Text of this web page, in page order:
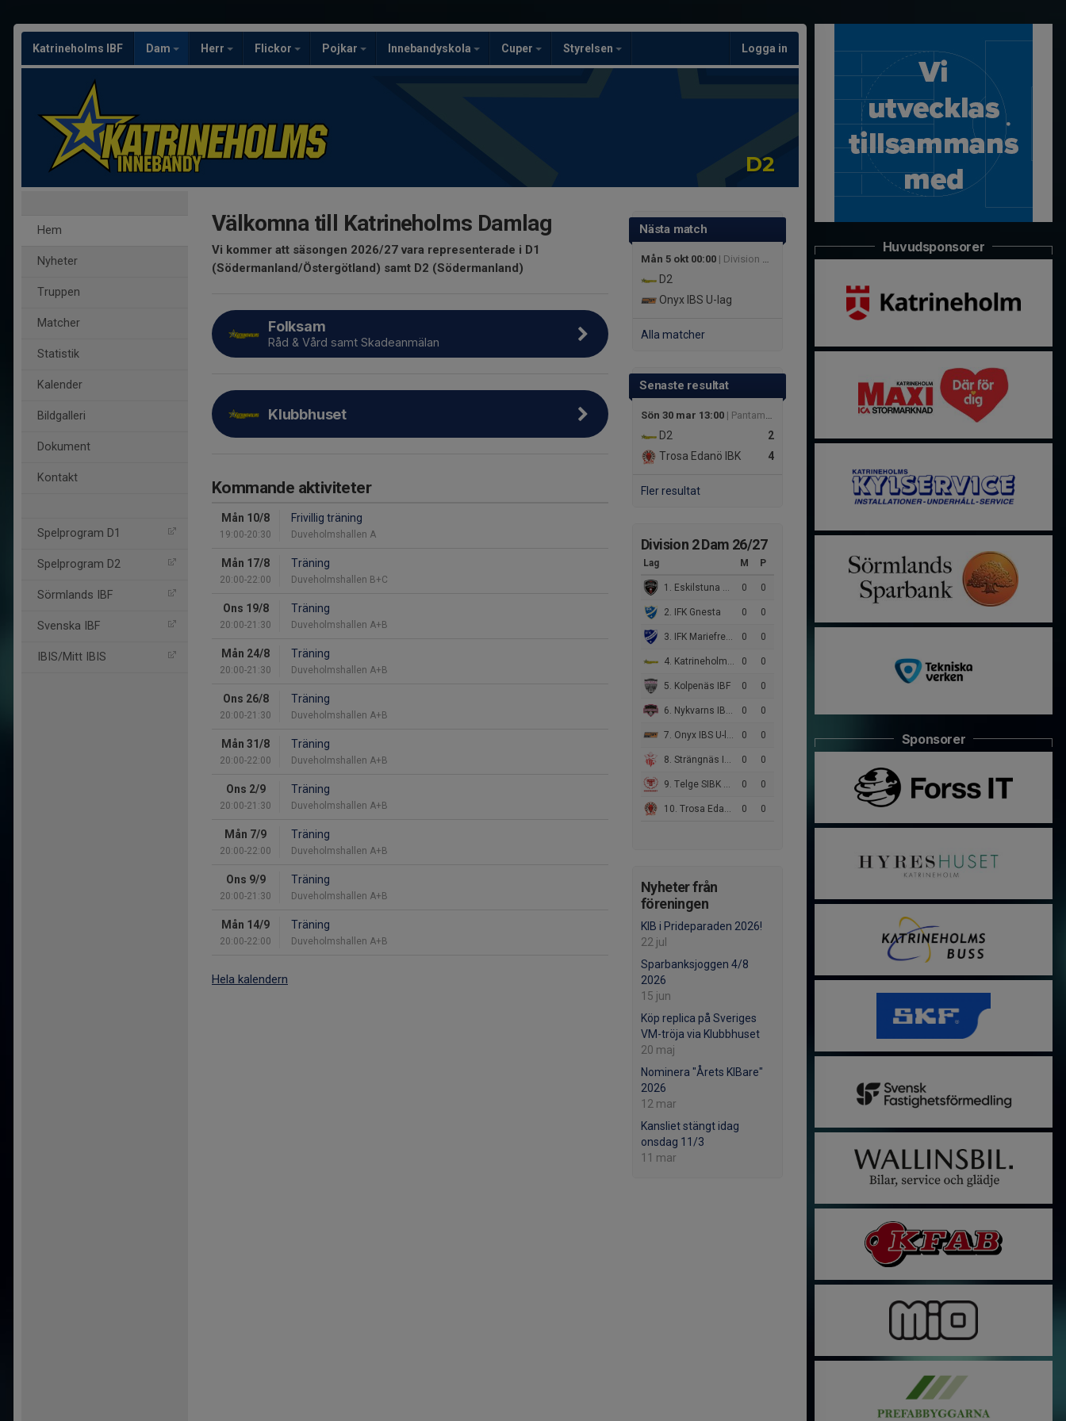
Katrineholms IBF Dam Herr Flickor Pojkar Innebandyskola Cuper Styrelsen Logga in
D2
Hem
Nyheter
Truppen
Matcher
Statistik
Kalender
Bildgalleri
Dokument
Kontakt
Spelprogram D1
Spelprogram D2
Sörmlands IBF
Svenska IBF
IBIS/Mitt IBIS
Nästa match
Mån 5 okt 00:00 | Division 2 Dam
D2
Onyx IBS U-lag
Alla matcher
Senaste resultat
Sön 30 mar 13:00 | Pantamera Flickor Röd Klass A
2
D2
4
Trosa Edanö IBK
Fler resultat
Division 2 Dam 26/27
Lag M P
1. Eskilstuna Nyfors IK/ IK Standard 0 0
2. IFK Gnesta 0 0
3. IFK Mariefred D2 0 0
4. Katrineholms IBF U-lag 0 0
5. Kolpenäs IBF 0 0
6. Nykvarns IBF U-lag 0 0
7. Onyx IBS U-lag 0 0
8. Strängnäs IBK Utveckling D2 0 0
9. Telge SIBK D2 0 0
10. Trosa Edanö IBK 0 0
Nyheter från
föreningen
KIB i Prideparaden 2026!
22 jul
Sparbanksjoggen 4/8
2026
15 jun
Köp replica på Sveriges
VM-tröja via Klubbhuset
20 maj
Nominera "Årets KIBare"
2026
12 mar
Kansliet stängt idag
onsdag 11/3
11 mar
Välkomna till Katrineholms Damlag
Vi kommer att säsongen 2026/27 vara representerade i D1
(Södermanland/Östergötland) samt D2 (Södermanland)
Folksam
Råd & Vård samt Skadeanmälan
Klubbhuset
Kommande aktiviteter
Mån 10/8
19:00-20:30
Frivillig träning
Duveholmshallen A
Mån 17/8
20:00-22:00
Träning
Duveholmshallen B+C
Ons 19/8
20:00-21:30
Träning
Duveholmshallen A+B
Mån 24/8
20:00-21:30
Träning
Duveholmshallen A+B
Ons 26/8
20:00-21:30
Träning
Duveholmshallen A+B
Mån 31/8
20:00-22:00
Träning
Duveholmshallen A+B
Ons 2/9
20:00-21:30
Träning
Duveholmshallen A+B
Mån 7/9
20:00-22:00
Träning
Duveholmshallen A+B
Ons 9/9
20:00-21:30
Träning
Duveholmshallen A+B
Mån 14/9
20:00-22:00
Träning
Duveholmshallen A+B
Hela kalendern
Huvudsponsorer
Sponsorer